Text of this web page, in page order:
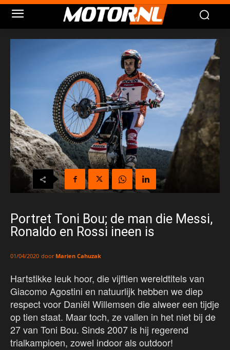
Portret Toni Bou; de man die Messi,
Ronaldo en Rossi ineen is
01/04/2020 door Marien Cahuzak
Hartstikke leuk hoor, die vijftien wereldtitels van
Giacomo Agostini en natuurlijk hebben we diep
respect voor Daniël Willemsen die alweer een tijdje
op tien staat. Maar toch, ze vallen in het niet bij de
27 van Toni Bou. Sinds 2007 is hij regerend
trialkampioen, zowel indoor als outdoor!